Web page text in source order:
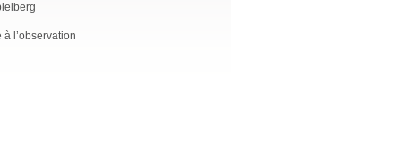
l’observation